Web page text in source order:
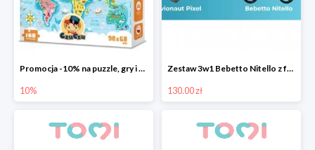
Promocja -10% na puzzle, gry i karty edukacyjne CzuCzu
10%
Zestaw 3w1 Bebetto Nitello z fotelikiem samochodowym Avionaut Pixel taniej
130.00 zł